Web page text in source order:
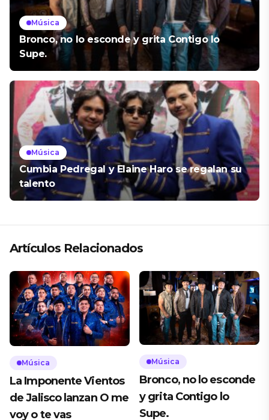
Música
Bronco, no lo esconde y grita Contigo lo
Supe.
Música
Cumbia Pedregal y Elaine Haro se regalan su
talento
Artículos Relacionados
Música
La Imponente Vientos
de Jalisco lanzan O me
voy o te vas
Música
Bronco, no lo esconde
y grita Contigo lo
Supe.